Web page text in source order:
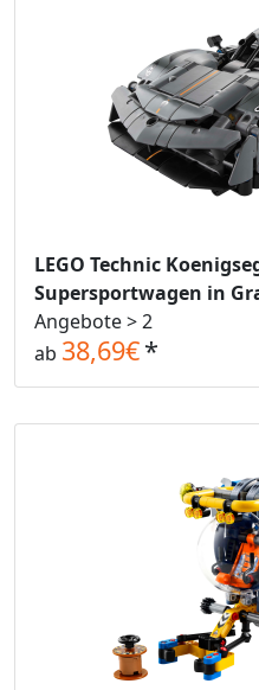
LEGO Technic
Supersportwagen in
Angebote > 2
ab 38,69€*